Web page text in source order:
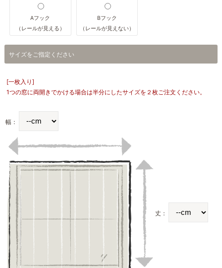
Aフック
（レールが見える）
Bフック
（レールが見えない）
サイズをご指定ください
[一枚入り]
1つの窓に両開きでかける場合は半分にしたサイズを２枚ご注文ください。
幅：
丈：